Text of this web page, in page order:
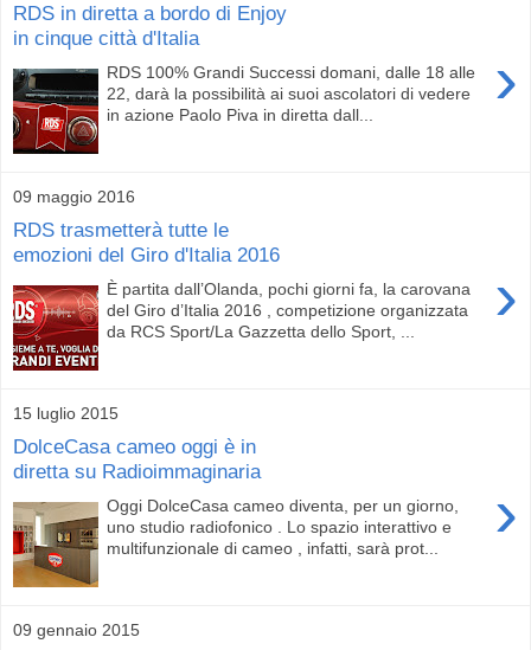
RDS in diretta a bordo di Enjoy
in cinque città d'Italia
›
RDS 100% Grandi Successi domani, dalle 18 alle
22, darà la possibilità ai suoi ascolatori di vedere
in azione Paolo Piva in diretta dall...
09 maggio 2016
RDS trasmetterà tutte le
emozioni del Giro d'Italia 2016
›
È partita dall’Olanda, pochi giorni fa, la carovana
del Giro d’Italia 2016 , competizione organizzata
da RCS Sport/La Gazzetta dello Sport, ...
15 luglio 2015
DolceCasa cameo oggi è in
diretta su Radioimmaginaria
›
Oggi DolceCasa cameo diventa, per un giorno,
uno studio radiofonico . Lo spazio interattivo e
multifunzionale di cameo , infatti, sarà prot...
09 gennaio 2015